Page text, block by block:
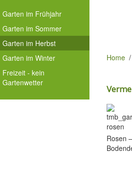
Home
Rosen
Garten im Frühjahr
Garten im Sommer
Garten im Herbst
Garten im Winter
Freizeit - kein
Gartenwetter